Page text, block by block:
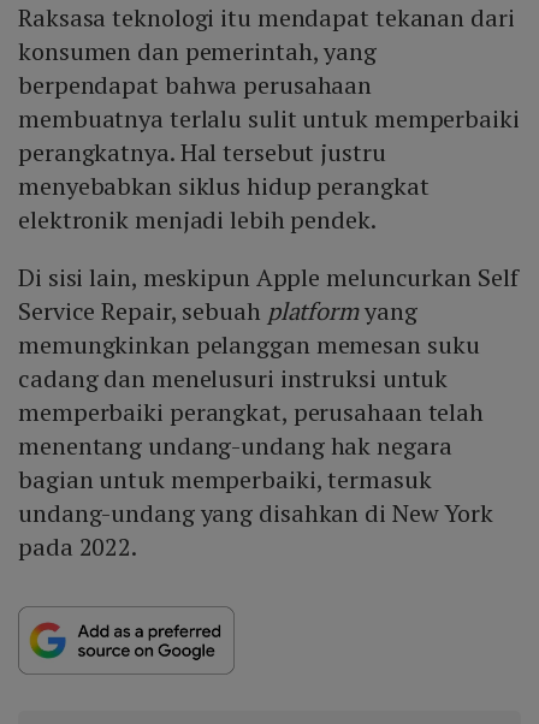
Raksasa teknologi itu mendapat tekanan dari
konsumen dan pemerintah, yang
berpendapat bahwa perusahaan
membuatnya terlalu sulit untuk memperbaiki
perangkatnya. Hal tersebut justru
menyebabkan siklus hidup perangkat
elektronik menjadi lebih pendek.
Di sisi lain, meskipun Apple meluncurkan Self
Service Repair, sebuah platformyang
memungkinkan pelanggan memesan suku
cadang dan menelusuri instruksi untuk
memperbaiki perangkat, perusahaan telah
menentang undang-undang hak negara
bagian untuk memperbaiki, termasuk
undang-undang yang disahkan di New York
pada 2022.